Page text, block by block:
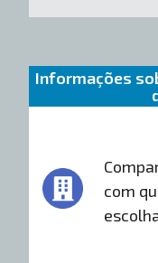
Informações
com